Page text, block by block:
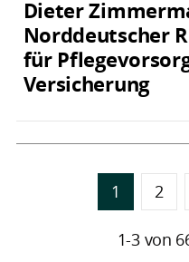
Dieter
Norddeutscher
für
Versicherung
1 2
1-3 von